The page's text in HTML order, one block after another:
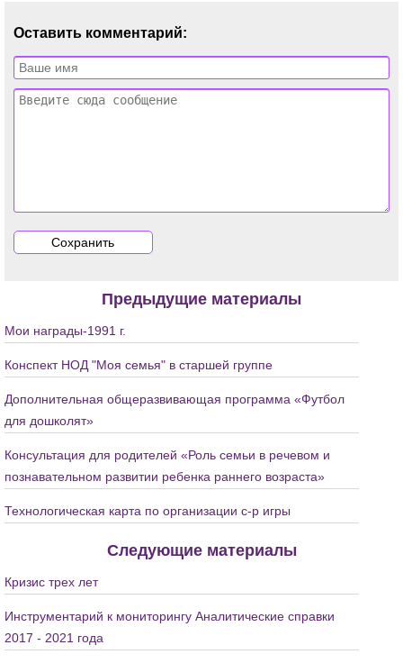
Оставить комментарий:
Предыдущие материалы
Мои награды-1991 г.
Конспект НОД "Моя семья" в старшей группе
Дополнительная общеразвивающая программа «Футбол
для дошколят»
Консультация для родителей «Роль семьи в речевом и
познавательном развитии ребенка раннего возраста»
Технологическая карта по организации с-р игры
Следующие материалы
Кризис трех лет
Инструментарий к мониторингу Аналитические справки
2017 - 2021 года